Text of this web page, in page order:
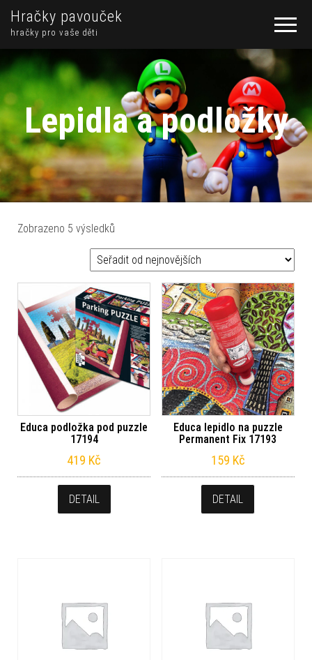
Hračky pavouček
hračky pro vaše děti
Lepidla a podložky
Zobrazeno 5 výsledků
Educa podložka pod puzzle
17194
419 Kč
DETAIL
Educa lepidlo na puzzle
Permanent Fix 17193
159 Kč
DETAIL